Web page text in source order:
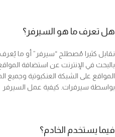
هل تعرف ما هو السيرفر؟
بالبحث في الإنترنت عن استضافة
المواقع على الشبكة العنكبوتية وجميع
بواسطة سيرفرات. كيفية عمل السيرفر
فيما يستخدم الخادم؟